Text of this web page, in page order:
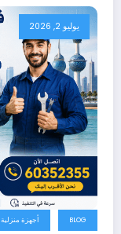
يوليو 2, 2026
BLOG أجهزة منزلية